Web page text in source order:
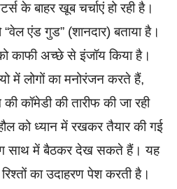
के बाहर खूब चर्चाएं हो रही है।
“वेल एंड गुड” (शानदार) बताया है।
काफी अच्छे से इंजॉय किया है।
में लोगों का मनोरंजन करते हैं,
कॉमेडी की तारीफ की जा रही
को ध्यान में रखकर तैयार की गई
साथ में बैठकर देख सकते हैं। यह
का उदाहरण पेश करती है।